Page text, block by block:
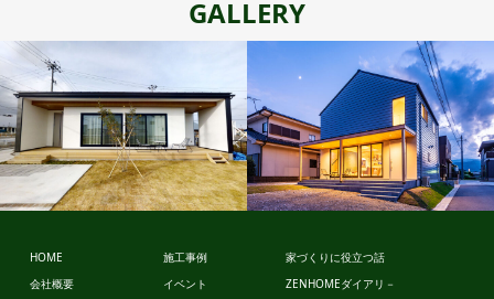
GALLERY
スタイルデ
ザイン
スタイルデ
ザイン
HOME
会社概要
施工事例
イベント
家づくりに役立つ話
ZENHOMEダイアリ－